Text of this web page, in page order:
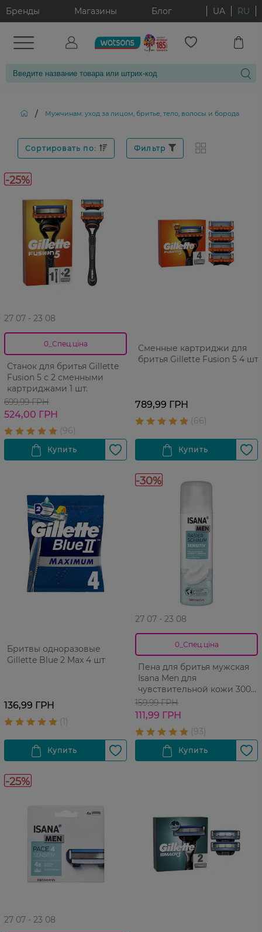
Бренды Магазины Блог UA RU
/ Мужчинам: уход за лицом, бритье, тело, волосы и борода
Сортировать по: Фильтр
-25%
27 07 - 23 08
0_Спец.ціна
Станок для бритья Gillette
Fusion 5 с 2 сменными
картриджами 1 шт.
699,99 ГРН
524,00 ГРН
Сменные картриджи для
бритья Gillette Fusion 5 4 шт
789,99 ГРН
Бритвы одноразовые
Gillette Blue 2 Max 4 шт
136,99 ГРН
-30%
27 07 - 23 08
0_Спец.ціна
Пена для бритья мужская
Isana Men для
чувствительной кожи 300
мл
159,99 ГРН
111,99 ГРН
-25%
27 07 - 23 08